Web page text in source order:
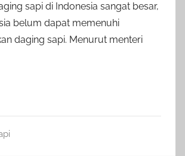
sapi di Indonesia sangat besar,
belum dapat memenuhi
daging sapi. Menurut menteri